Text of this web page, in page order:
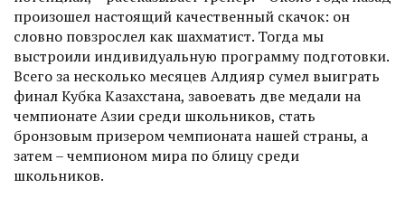
произошел настоящий качественный скачок: он
словно повзрослел как шахматист. Тогда мы
выстроили индивидуальную программу подготовки.
Всего за несколько месяцев Алдияр сумел выиграть
финал Кубка Казахстана, завое­вать две медали на
чемпионате Азии среди школьников, стать
бронзовым призером чемпионата нашей страны, а
затем – чемпионом мира по блицу среди
школьников.